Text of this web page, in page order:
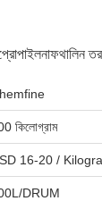
কিলোগ্রাম
16-20 /
DRUM